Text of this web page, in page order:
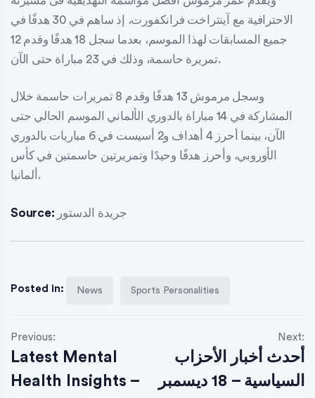
الاحترافية مع آينتراخت فرانكفورت، إذ ساهم في 30 هدفًا في
جميع المسابقات لهذا الموسم، بعدما سجل 18 هدفًا وقدم 12
تمريرة حاسمة، وذلك في 23 مباراة حتى الآن.
وسجل مرموش 13 هدفًا وقدم 8 تمريرات حاسمة خلال
المشاركة في 14 مباراة بالدوري الألماني الموسم الحالي حتى
الآن، بينما أحرز 4 أهداف و2 أسيست في 6 مباريات بالدوري
الأوروبي، وأحرز هدفًا وحيدًا وتمريرتين حاسمتين في كأس
ألمانيا.
Source: جريدة الدستور
Posted in: News Sports Personalities
Previous:
Latest Mental
Health Insights –
Next:
أحدث أخبار الأحزاب
السياسية – 18 ديسمبر